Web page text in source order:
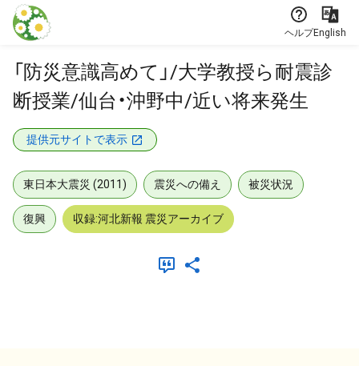
本文に飛ぶ
ヘルプEnglish
「防災意識高めて」/大学教授ら耐震診
断授業/仙台・沖野中/近い将来発生
提供元サイトで表示
東日本大震災 (2011) 震災への備え 被災状況
復興 収録:河北新報 震災アーカイブ